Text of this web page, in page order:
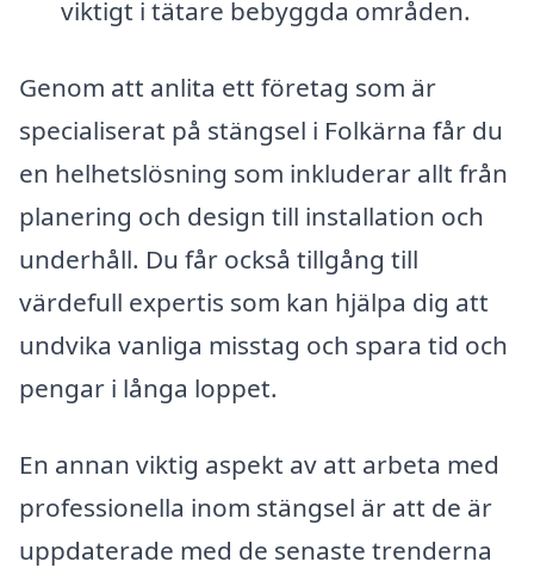
viktigt i tätare bebyggda områden.
Genom att anlita ett företag som är
specialiserat på stängsel i Folkärna får du
en helhetslösning som inkluderar allt från
planering och design till installation och
underhåll. Du får också tillgång till
värdefull expertis som kan hjälpa dig att
undvika vanliga misstag och spara tid och
pengar i långa loppet.
En annan viktig aspekt av att arbeta med
professionella inom stängsel är att de är
uppdaterade med de senaste trenderna